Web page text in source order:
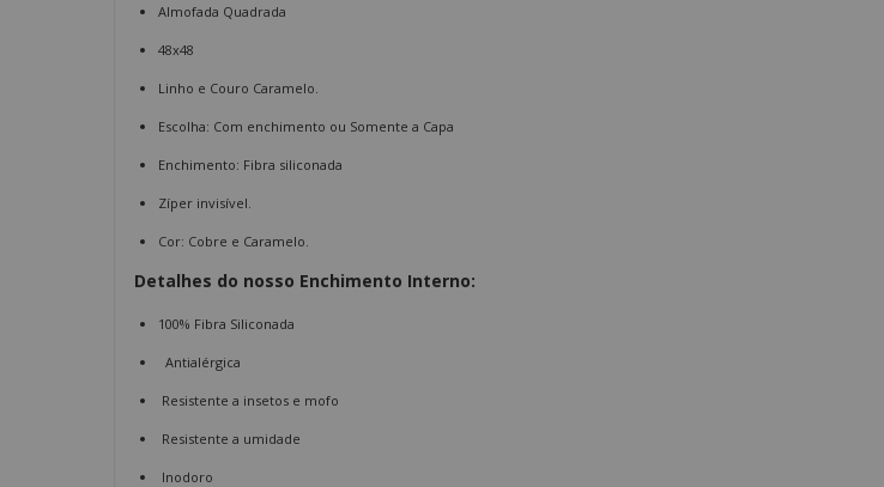
Almofada Quadrada
48x48
Linho e Couro Caramelo.
Escolha: Com enchimento ou Somente a Capa
Enchimento: Fibra siliconada
Zíper invisível.
Cor: Cobre e Caramelo.
Detalhes do nosso Enchimento Interno:
100% Fibra Siliconada
Antialérgica
Resistente a insetos e mofo
Resistente a umidade
Inodoro